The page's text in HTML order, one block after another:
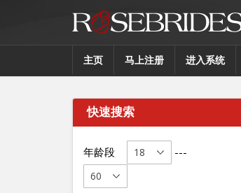
主页 马上注册 进入系统
快速搜索
年龄段 ---